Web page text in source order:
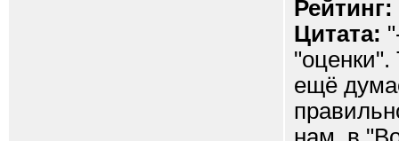
Рейтинг:
Цитата:
"оценки".
ещё